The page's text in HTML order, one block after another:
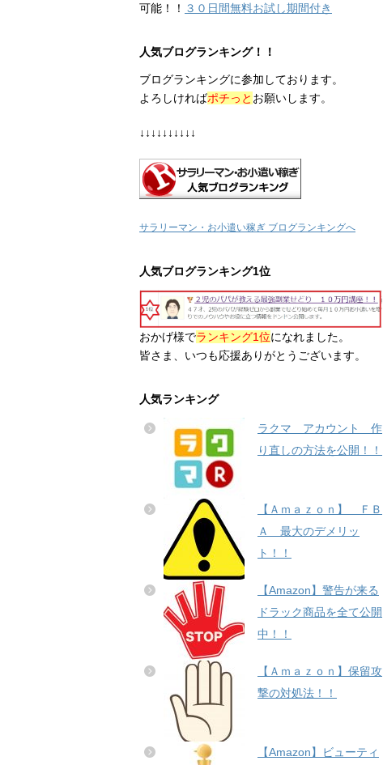
可能！！ ３０日間無料お試し期間付き
人気ブログランキング！！
ブログランキングに参加しております。
よろしければポチっと お願いします。
↓↓↓↓↓↓↓↓↓↓
サラリーマン・お小遣い稼ぎ ブログランキングへ
人気ブログランキング1位
おかげ様でランキング1位になれました。
皆さま、いつも応援ありがとうございます。
人気ランキング
ラクマ アカウント 作
り直しの方法を公開！！
【Ａｍａｚｏｎ】 ＦＢ
Ａ 最大のデメリッ
ト！！
【Amazon】警告が来る
ドラック商品を全て公開
中！！
【Ａｍａｚｏｎ】保留攻
撃の対処法！！
【Amazon】ビューティ